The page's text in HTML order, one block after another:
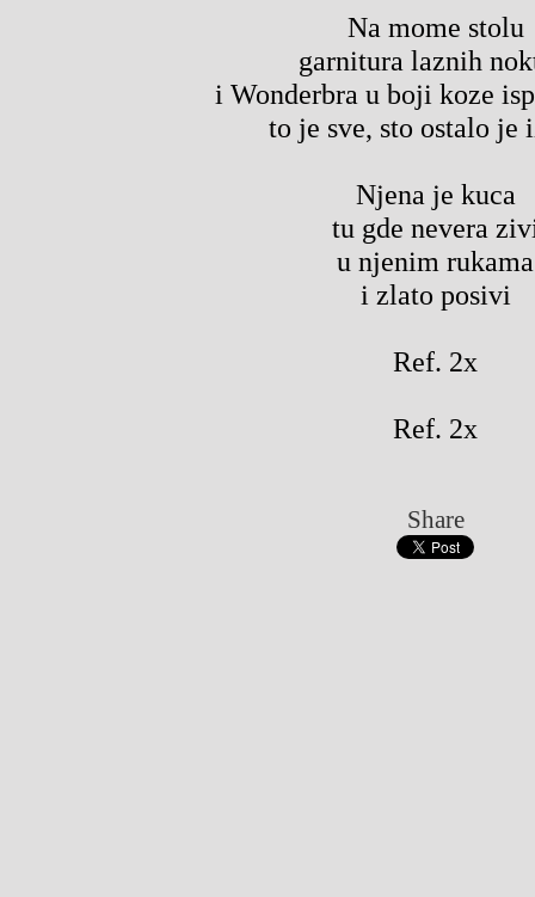
Na mome stolu
garnitura laznih
i Wonderbra u boji koze
to je sve, sto ostalo je
Njena je kuca
tu gde nevera
u njenim rukama
i zlato posivi
Ref. 2x
Ref. 2x
Share